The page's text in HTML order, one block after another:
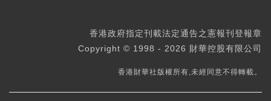
香港政府指定刊載法定通告之憲報刊登報章
Copyright © 1998 - 2026 財華控股有限公司
香港財華社版權所有,未經同意不得轉載。